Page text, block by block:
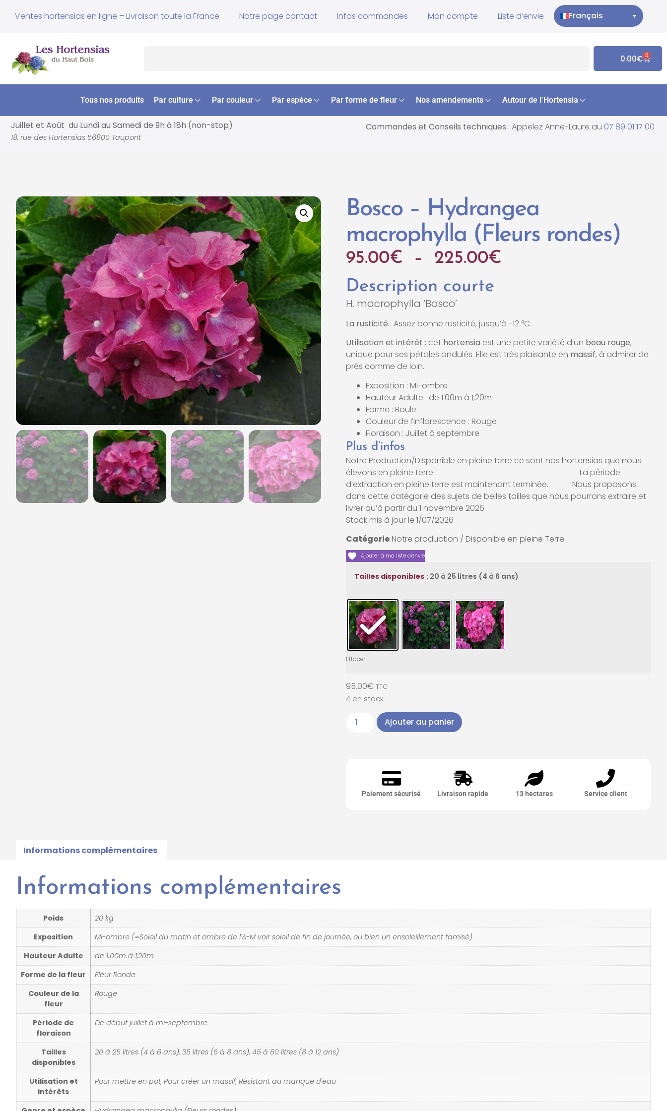
Ventes hortensias en ligne – Livraison toute la France Notre page contact Infos commandes Mon compte Liste d’envie Français ▼
0.00€ 0
Tous nos produits Par culture Par couleur Par espèce Par forme de fleur Nos amendements Autour de l’Hortensia
Juillet et Août du Lundi au Samedi de 9h à 18h (non-stop)
18, rue des Hortensias 56800 Taupont
Commandes et Conseils techniques : Appelez Anne-Laure au 07 89 01 17 00
Bosco – Hydrangea
macrophylla (Fleurs rondes)
95.00€ – 225.00€
Description courte
H. macrophylla ‘Bosco’
La rusticité : Assez bonne rusticité, jusqu’à -12 °C.
Utilisation et intérêt : cet hortensia est une petite variété d’un beau rouge,
unique pour ses pétales ondulés. Elle est très plaisante en massif, à admirer de
près comme de loin.
Exposition : Mi-ombre
Hauteur Adulte : de 1.00m à 1,20m
Forme : Boule
Couleur de l’inflorescence : Rouge
Floraison : Juillet à septembre
Plus d’infos
Notre Production/Disponible en pleine terre ce sont nos hortensias que nous
élevons en pleine terre. La période
d’extraction en pleine terre est maintenant terminée. Nous proposons
dans cette catégorie des sujets de belles tailles que nous pourrons extraire et
livrer qu’à partir du 1 novembre 2026.
Stock mis à jour le 1/07/2026
Catégorie Notre production / Disponible en pleine Terre
Ajouter à ma liste d'envie
Tailles disponibles : 20 à 25 litres (4 à 6 ans)
Effacer
95.00€ TTC
4 en stock
Ajouter au panier
Paiement sécurisé Livraison rapide 13 hectares Service client
Informations complémentaires
Informations complémentaires
Poids
20 kg
Exposition
Mi-ombre (=Soleil du matin et ombre de l'A-M voir soleil de fin de journée, ou bien un ensoleillement tamisé)
Hauteur Adulte
de 1.00m à 1,20m
Forme de la fleur
Fleur Ronde
Couleur de la
fleur
Rouge
Période de
floraison
De début juillet à mi-septembre
Tailles
disponibles
20 à 25 litres (4 à 6 ans), 35 litres (6 à 8 ans), 45 à 60 litres (8 à 12 ans)
Utilisation et
intérêts
Pour mettre en pot, Pour créer un massif, Résistant au manque d'eau